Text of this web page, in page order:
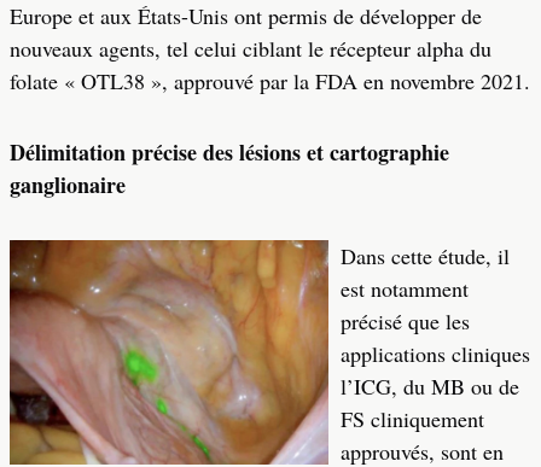
Europe et aux États-Unis ont permis de développer de
nouveaux agents, tel celui ciblant le récepteur alpha du
folate « OTL38 », approuvé par la FDA en novembre 2021.
Délimitation précise des lésions et cartographie
ganglionaire
Dans cette étude, il
est notamment
précisé que les
applications cliniques
l’ICG, du MB ou de
FS cliniquement
approuvés, sont en